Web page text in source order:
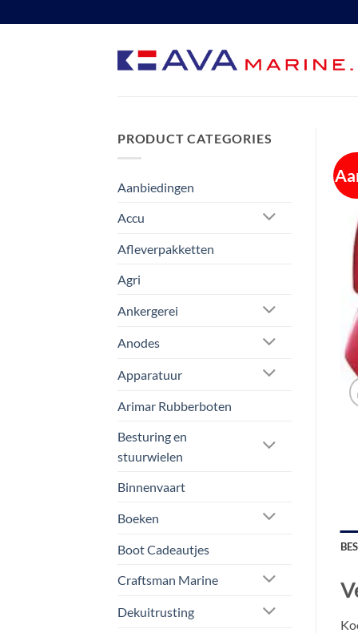
naar
PRODUCT CATEGORIES
Aanbiedingen
Accu
Afleverpakketten
Agri
Ankergerei
Anodes
Apparatuur
Arimar Rubberboten
Besturing en
stuurwielen
Binnenvaart
Boeken
Boot Cadeautjes
Craftsman Marine
Dekuitrusting